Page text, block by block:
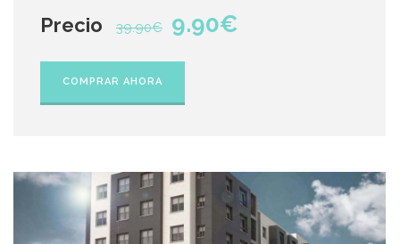
Precio 39.90€ 9.90€
COMPRAR AHORA